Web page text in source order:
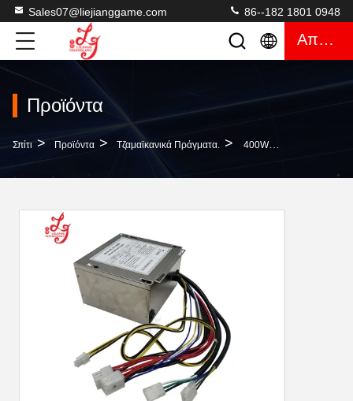
Sales07@liejianggame.com 86--182 1801 0948
Απόσπασμα
Προϊόντα
Σπίτι > Προϊόντα > Τζαμαϊκανικά Πράγματα. > 400W LOL POG Video Skilled 071-400W Ηλεκτρική Παροχή Παιχνιδιών